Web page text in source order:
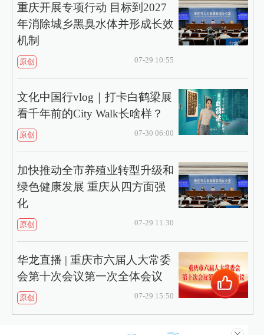
重庆开展专项行动 目标到2027
年消除城乡黑臭水体并形成长效
机制
原创 07-29 10:55
文化中国行vlog｜打卡白鹤梁展
看千年前的City Walk长啥样？
原创 07-30 06:00
加快推动全市养殖业转型升级和
绿色健康发展 重庆从四方面强
化
原创 07-29 11:30
华龙直播 | 重庆市六届人大常委
会第十次会议第一次全体会议
原创 07-29 15:50